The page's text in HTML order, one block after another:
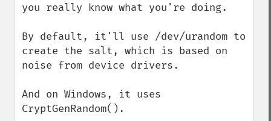
you really know what you're doing.
By default, it'll use /dev/urandom to
create the salt, which is based on
noise from device drivers.
And on Windows, it uses
CryptGenRandom().